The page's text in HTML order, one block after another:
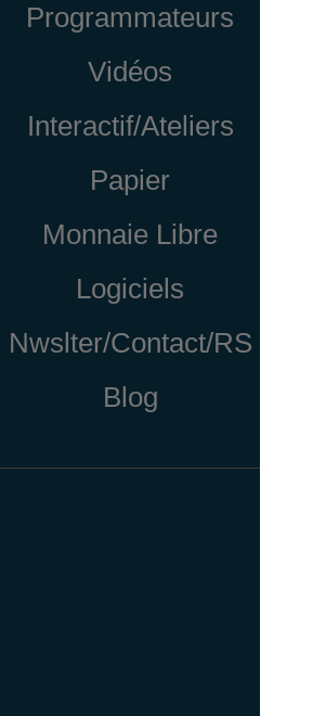
Programmateurs
Vidéos
Interactif/Ateliers
Papier
Monnaie Libre
Logiciels
Nwslter/Contact/RS
Blog